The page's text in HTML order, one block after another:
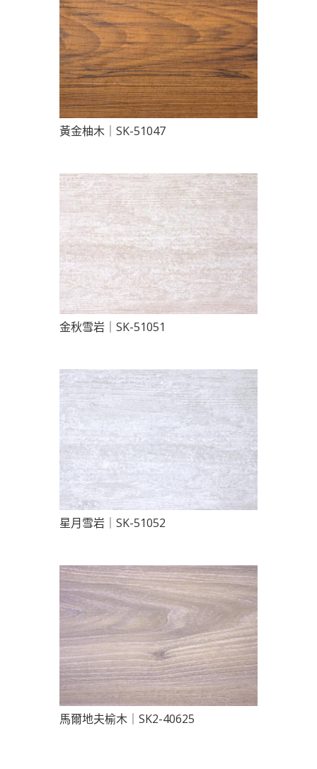
黃金柚木｜SK-51047
金秋雪岩｜SK-51051
星月雪岩｜SK-51052
馬爾地夫榆木｜SK2-40625